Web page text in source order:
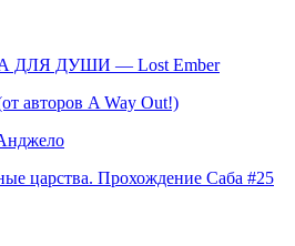
ДУШИ — Lost Ember
авторов A Way Out!)
царства. Прохождение Саба #25